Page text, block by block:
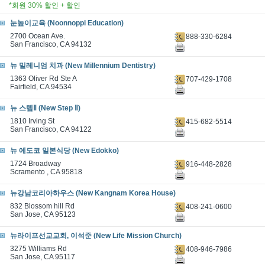
*회원 30% 할인 + 할인
눈높이교육 (Noonnoppi Education)
2700 Ocean Ave.
San Francisco, CA 94132
888-330-6284
뉴 밀레니엄 치과 (New Millennium Dentistry)
1363 Oliver Rd Ste A
Fairfield, CA 94534
707-429-1708
뉴 스텝Ⅱ (New Step Ⅱ)
1810 Irving St
San Francisco, CA 94122
415-682-5514
뉴 에도코 일본식당 (New Edokko)
1724 Broadway
Scramento , CA 95818
916-448-2828
뉴강남코리아하우스 (New Kangnam Korea House)
832 Blossom hill Rd
San Jose, CA 95123
408-241-0600
뉴라이프선교교회, 이석준 (New Life Mission Church)
3275 Williams Rd
San Jose, CA 95117
408-946-7986